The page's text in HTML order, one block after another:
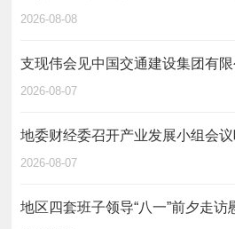
2026-08-08
支现伟会见中国交通建设集团有
2026-08-07
2026-08-07
地区四套班子领导“八一”前夕走